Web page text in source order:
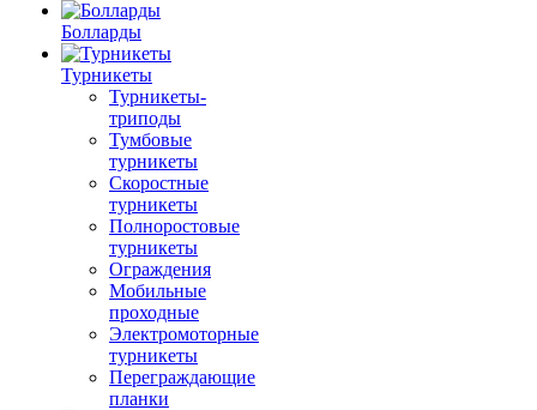
Болларды
Турникеты
Турникеты-
триподы
Тумбовые
турникеты
Скоростные
турникеты
Полноростовые
турникеты
Ограждения
Мобильные
проходные
Электромоторные
турникеты
Переграждающие
планки